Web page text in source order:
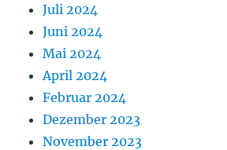
Juli 2024
Juni 2024
Mai 2024
April 2024
Februar 2024
Dezember 2023
November 2023